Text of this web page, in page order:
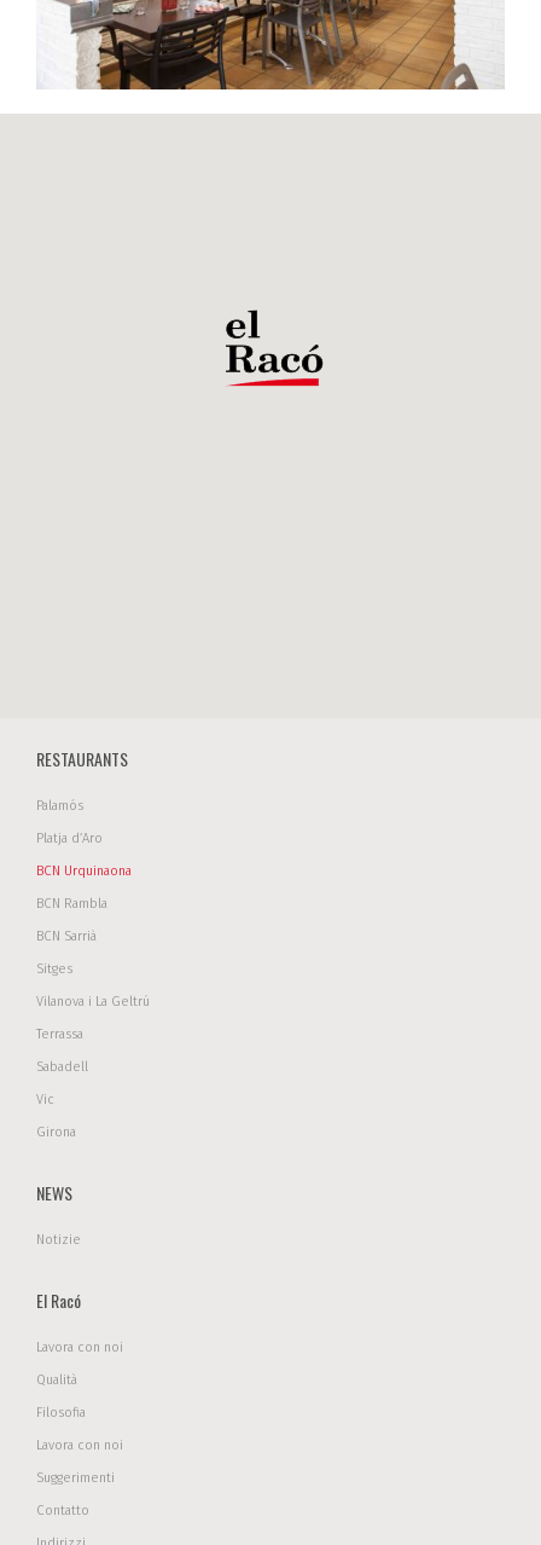
RESTAURANTS
Palamós
Platja d’Aro
BCN Urquinaona
BCN Rambla
BCN Sarrià
Sitges
Vilanova i La Geltrú
Terrassa
Sabadell
Vic
Girona
NEWS
Notizie
El Racó
Lavora con noi
Qualità
Filosofia
Lavora con noi
Suggerimenti
Contatto